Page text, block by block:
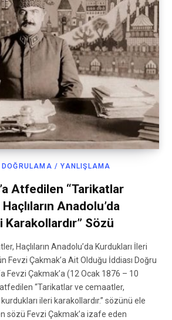
DOĞRULAMA / YANLIŞLAMA
Atfedilen “Tarikatlar
Anadolu’da
Karakollardır” Sözü
Haçlıların Anadolu’da Kurdukları İleri
Fevzi Çakmak’a Ait Olduğu İddiası Doğru
Fevzi Çakmak’a (12 Ocak 1876 – 10
“Tarikatlar ve cemaatler,
kurdukları ileri karakollardır.” sözünü ele
sözü Fevzi Çakmak’a izafe eden